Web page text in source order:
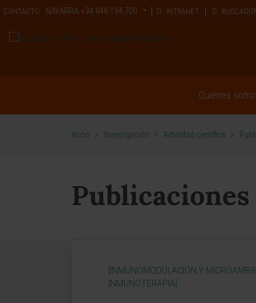
CONTACTO NAVARRA +34 948 194 700 INTRANET
Quiénes
Inicio > Investigación > Actividad científica >
[INMUNOMODULACIÓN Y
INMUNOTERAPIA]